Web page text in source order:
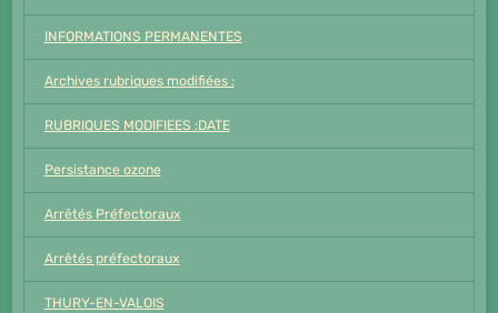
INFORMATIONS PERMANENTES
Archives rubriques modifiées :
RUBRIQUES MODIFIEES :DATE
Persistance ozone
Arrêtés Préfectoraux
Arrêtés préfectoraux
THURY-EN-VALOIS